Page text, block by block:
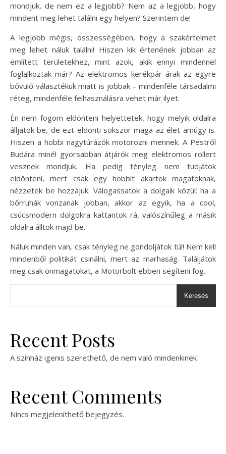
mondjuk, de nem ez a legjobb? Nem az a legjobb, hogy
mindent meg lehet találni egy helyen? Szerintem de!
A legjobb mégis, összességében, hogy a szakértelmet
meg lehet náluk találni! Hiszen kik értenének jobban az
említett területekhez, mint azok, akik ennyi mindennel
foglalkoztak már? Az elektromos kerékpár árak az egyre
bővülő választékuk miatt is jobbak – mindenféle társadalmi
réteg, mindenféle felhasználásra vehet már ilyet.
Én nem fogom eldönteni helyettetek, hogy melyik oldalra
álljatok be, de ezt eldönti sokszor maga az élet amúgy is.
Hiszen a hobbi nagytúrázók motorozni mennek. A Pestről
Budára minél gyorsabban átjárók meg elektromos rollert
vesznek mondjuk. Ha pedig tényleg nem tudjátok
eldönteni, mert csak egy hobbit akartok magatoknak,
nézzetek be hozzájuk. Válogassatok a dolgaik közül: ha a
bőrruhák vonzanak jobban, akkor az egyik, ha a cool,
csúcsmodern dolgokra kattantok rá, valószínűleg a másik
oldalra álltok majd be.
Náluk minden van, csak tényleg ne gondoljátok túl! Nem kell
mindenből politikát csinálni, mert az marhaság. Találjátok
meg csak önmagatokat, a Motorbolt ebben segíteni fog.
Keresés
Recent Posts
A színház igenis szerethető, de nem való mindenkinek
Recent Comments
Nincs megjeleníthető bejegyzés.